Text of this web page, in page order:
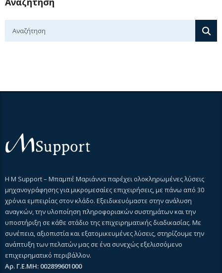
Η M Support – Μπαμπέ Μαριάννα παρέχει ολοκληρωμένες λύσεις
μηχανογράφησης για μικρομεσαίες επιχειρήσεις, με πάνω από 30
χρόνια εμπειρίας στον κλάδο. Εξειδικευόμαστε στην ανάλυση
αναγκών, την υλοποίηση πληροφοριακών συστημάτων και την
υποστήριξη σε κάθε στάδιο της επιχειρηματικής διαδικασίας. Με
συνέπεια, αξιοπιστία και εξατομικευμένες λύσεις, στηρίζουμε την
ανάπτυξη των πελατών μας σε ένα συνεχώς εξελισσόμενο
επιχειρηματικό περιβάλλον.
Αρ. Γ.Ε.ΜΗ: 002899601000